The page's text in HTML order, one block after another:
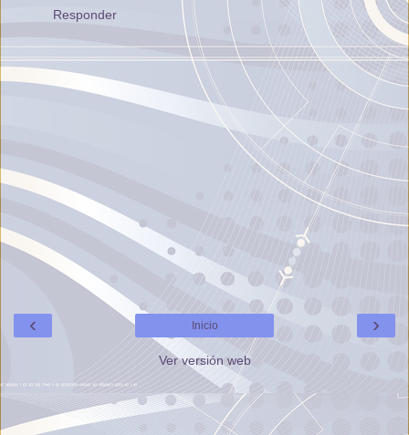
Responder
‹ ›
Inicio
Ver versión web